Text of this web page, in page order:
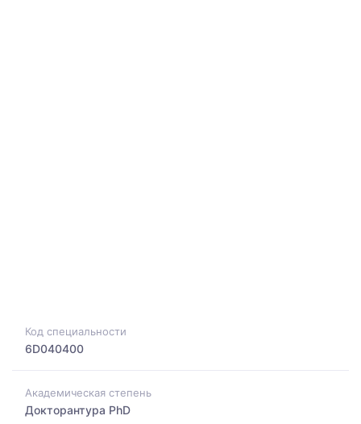
Код специальности
6D040400
Академическая степень
Докторантура PhD